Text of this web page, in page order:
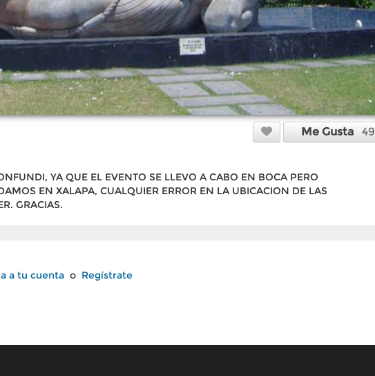
Me Gusta 49
YA QUE EL EVENTO SE LLEVO A CABO EN BOCA PERO
EN XALAPA, CUALQUIER ERROR EN LA UBICACION DE LAS
GRACIAS.
a tu cuenta o Regístrate